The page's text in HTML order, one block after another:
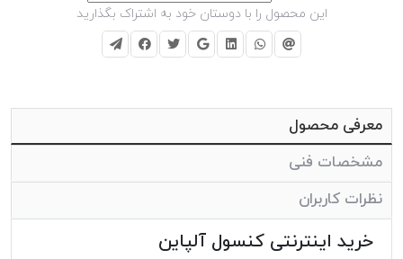
این محصول را با دوستان خود به اشتراک بگذارید
معرفی محصول
مشخصات فنی
نظرات کاربران
خرید اینترنتی کنسول آلپاین